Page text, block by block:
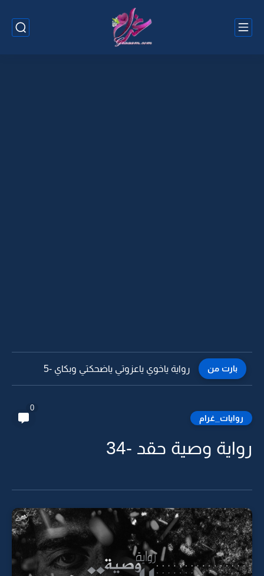
بارت من رواية ياخوي ياعزوتي ياضحكتي وبكاي -4
روايات_غرام
0
رواية وصية حقد -34